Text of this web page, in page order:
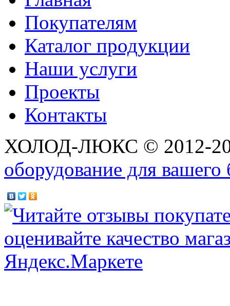
Покупателям
Каталог продукции
Наши услуги
Проекты
Контакты
ХОЛОД-ЛЮКС © 2012-
оборудование для вашего